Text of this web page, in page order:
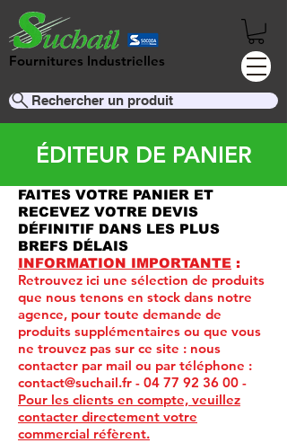
Fournitures Industrielles
Rechercher un produit
ÉDITEUR DE PANIER
FAITES VOTRE PANIER ET
RECEVEZ VOTRE DEVIS
DÉFINITIF DANS LES PLUS
BREFS DÉLAIS
INFORMATION IMPORTANTE :
Retrouvez ici une sélection de produits
que nous tenons en stock dans notre
agence, pour toute demande de
produits supplémentaires ou que vous
ne trouvez pas sur ce site : nous
contacter par mail ou par téléphone :
contact@suchail.fr - 04 77 92 36 00 -
Pour les clients en compte, veuillez
contacter directement votre
commercial réfèrent.